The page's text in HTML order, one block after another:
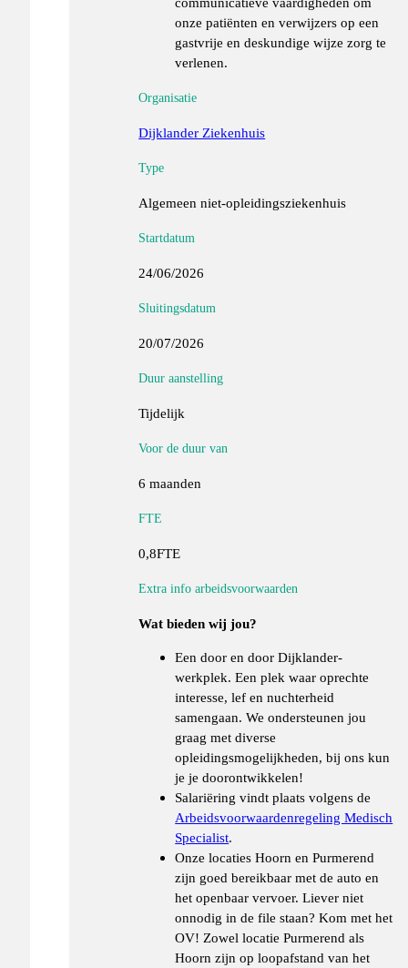
onze patiënten en verwijzers op een
gastvrije en deskundige wijze zorg te
verlenen.
Organisatie
Dijklander Ziekenhuis
Type
Algemeen niet-opleidingsziekenhuis
Startdatum
24/06/2026
Sluitingsdatum
20/07/2026
Duur aanstelling
Tijdelijk
Voor de duur van
6 maanden
FTE
0,8FTE
Extra info arbeidsvoorwaarden
Wat bieden wij jou?
Een door en door Dijklander-
werkplek. Een plek waar oprechte
interesse, lef en nuchterheid
samengaan. We ondersteunen jou
graag met diverse
opleidingsmogelijkheden, bij ons kun
je je doorontwikkelen!
Salariëring vindt plaats volgens de
Arbeidsvoorwaardenregeling Medisch
Specialist.
Onze locaties Hoorn en Purmerend
zijn goed bereikbaar met de auto en
het openbaar vervoer. Liever niet
onnodig in de file staan? Kom met het
OV! Zowel locatie Purmerend als
Hoorn zijn op loopafstand van het